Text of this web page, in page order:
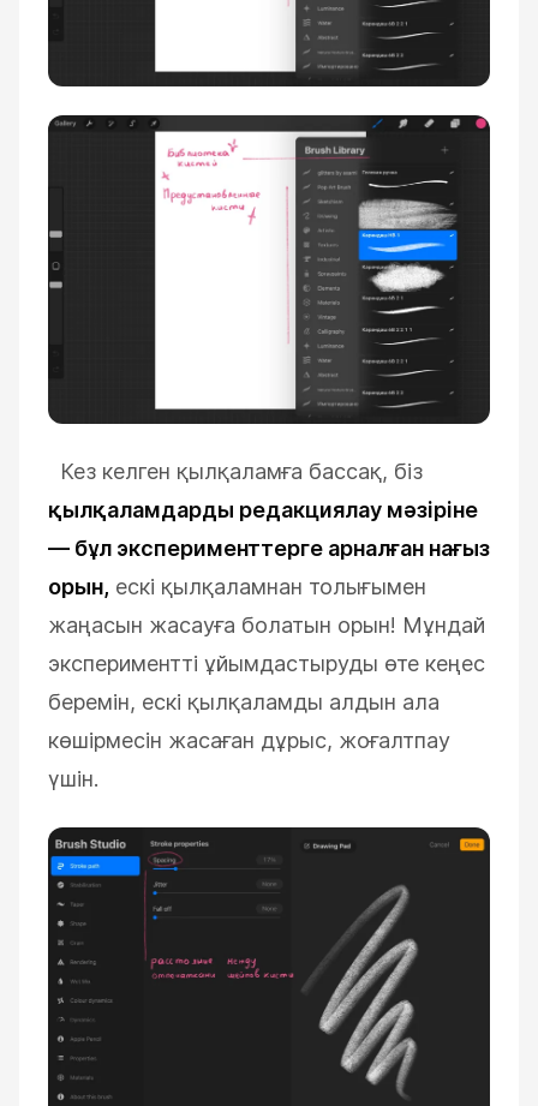
Кез келген қылқаламға бассақ, біз
қылқаламдарды редакциялау мәзіріне
— бұл эксперименттерге арналған нағыз
орын, ескі қылқаламнан толығымен
жаңасын жасауға болатын орын! Мұндай
экспериментті ұйымдастыруды өте кеңес
беремін, ескі қылқаламды алдын ала
көшірмесін жасаған дұрыс, жоғалтпау
үшін.